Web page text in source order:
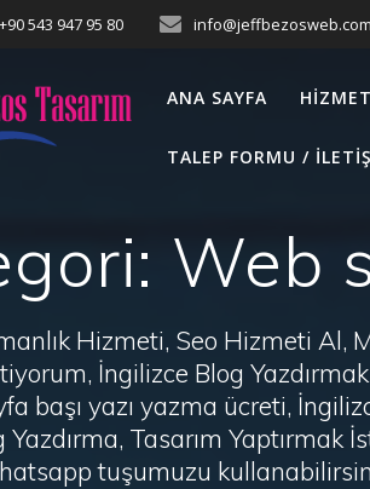
+90 543 947 95 80 info@jeffbezosweb.com
ANA SAYFA
TALEP FORMU /
Web
Hizmeti, Seo Hizmeti Al,
İngilizce Blog
başı yazı yazma ücreti,
Yazdırma, Tasarım
tuşumuzu